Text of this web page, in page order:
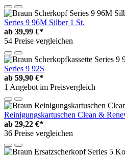
Series 9 96M Silber 1 St.
ab 39,99 €*
54 Preise vergleichen
Series 9 92S
ab 59,90 €*
1 Angebot im Preisvergleich
Reinigungskartuschen Clean &
ab 29,22 €*
36 Preise vergleichen